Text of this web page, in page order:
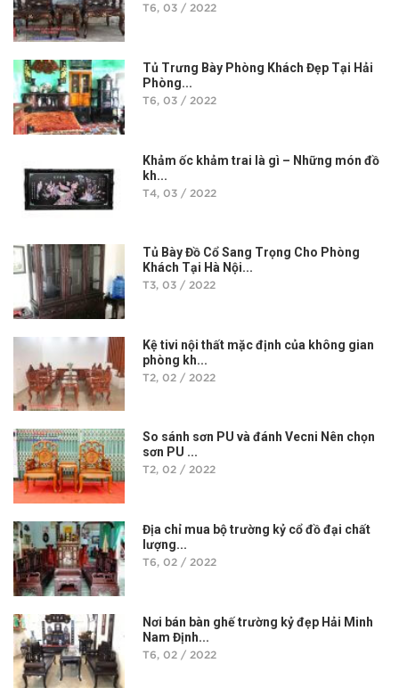
T6, 03 / 2022
Tủ Trưng Bày Phòng Khách Đẹp Tại Hải
Phòng...
T6, 03 / 2022
Khảm ốc khảm trai là gì – Những món đồ
kh...
T4, 03 / 2022
Tủ Bày Đồ Cổ Sang Trọng Cho Phòng
Khách Tại Hà Nội...
T3, 03 / 2022
Kệ tivi nội thất mặc định của không gian
phòng kh...
T2, 02 / 2022
So sánh sơn PU và đánh Vecni Nên chọn
sơn PU ...
T2, 02 / 2022
Địa chỉ mua bộ trường kỷ cổ đồ đại chất
lượng...
T6, 02 / 2022
Nơi bán bàn ghế trường kỷ đẹp Hải Minh
Nam Định...
T6, 02 / 2022